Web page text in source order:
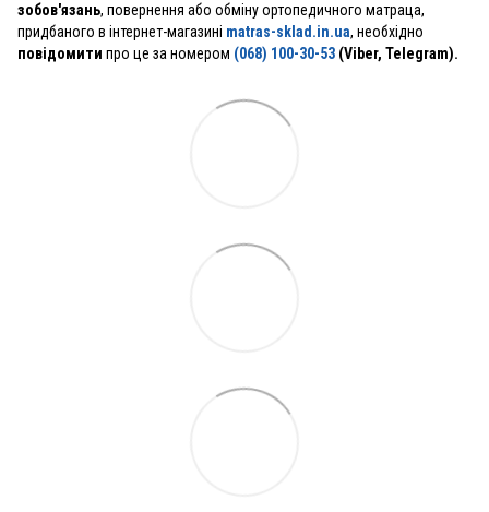
зобов'язань, повернення або обміну ортопедичного матраца,
придбаного в інтернет-магазині matras-sklad.in.ua, необхідно
повідомити про це за номером (068) 100-30-53 (Viber, Telegram).